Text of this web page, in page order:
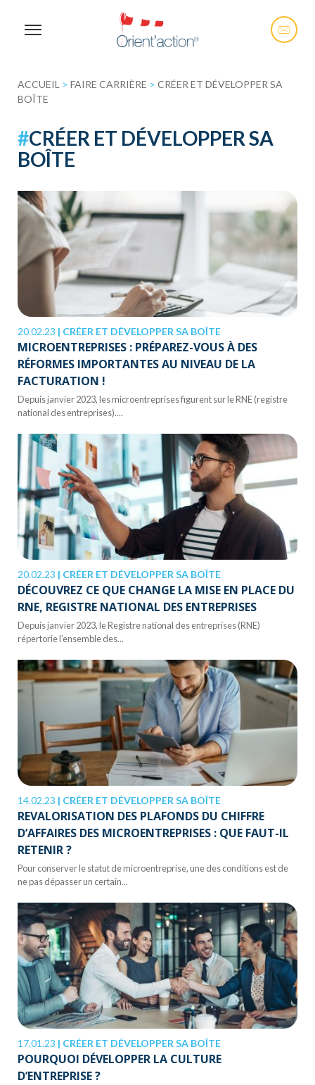
ACCUEIL > FAIRE CARRIÈRE > CRÉER ET DÉVELOPPER SA
BOÎTE
#CRÉER ET DÉVELOPPER SA
BOÎTE
20.02.23 | CRÉER ET DÉVELOPPER SA BOÎTE
MICROENTREPRISES : PRÉPAREZ-VOUS À DES
RÉFORMES IMPORTANTES AU NIVEAU DE LA
FACTURATION !
Depuis janvier 2023, les microentreprises figurent sur le RNE (registre
national des entreprises)....
20.02.23 | CRÉER ET DÉVELOPPER SA BOÎTE
DÉCOUVREZ CE QUE CHANGE LA MISE EN PLACE DU
RNE, REGISTRE NATIONAL DES ENTREPRISES
Depuis janvier 2023, le Registre national des entreprises (RNE)
répertorie l’ensemble des...
14.02.23 | CRÉER ET DÉVELOPPER SA BOÎTE
REVALORISATION DES PLAFONDS DU CHIFFRE
D’AFFAIRES DES MICROENTREPRISES : QUE FAUT-IL
RETENIR ?
Pour conserver le statut de microentreprise, une des conditions est de
ne pas dépasser un certain...
17.01.23 | CRÉER ET DÉVELOPPER SA BOÎTE
POURQUOI DÉVELOPPER LA CULTURE
D’ENTREPRISE ?